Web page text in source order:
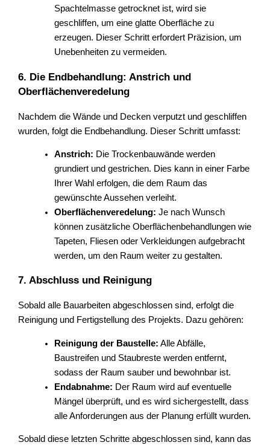
Spachtelmasse getrocknet ist, wird sie
geschliffen, um eine glatte Oberfläche zu
erzeugen. Dieser Schritt erfordert Präzision, um
Unebenheiten zu vermeiden.
6. Die Endbehandlung: Anstrich und
Oberflächenveredelung
Nachdem die Wände und Decken verputzt und geschliffen
wurden, folgt die Endbehandlung. Dieser Schritt umfasst:
Anstrich: Die Trockenbauwände werden
grundiert und gestrichen. Dies kann in einer Farbe
Ihrer Wahl erfolgen, die dem Raum das
gewünschte Aussehen verleiht.
Oberflächenveredelung: Je nach Wunsch
können zusätzliche Oberflächenbehandlungen wie
Tapeten, Fliesen oder Verkleidungen aufgebracht
werden, um den Raum weiter zu gestalten.
7. Abschluss und Reinigung
Sobald alle Bauarbeiten abgeschlossen sind, erfolgt die
Reinigung und Fertigstellung des Projekts. Dazu gehören:
Reinigung der Baustelle: Alle Abfälle,
Baustreifen und Staubreste werden entfernt,
sodass der Raum sauber und bewohnbar ist.
Endabnahme: Der Raum wird auf eventuelle
Mängel überprüft, und es wird sichergestellt, dass
alle Anforderungen aus der Planung erfüllt wurden.
Sobald diese letzten Schritte abgeschlossen sind, kann das